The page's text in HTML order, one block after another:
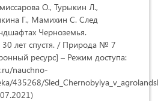
О., Турыкин Л.,
Г., Мамихин С. След
Черноземья.
30 лет спустя. / Природа № 7
ресурс] – Режим доступа:
nauchno-
435268/